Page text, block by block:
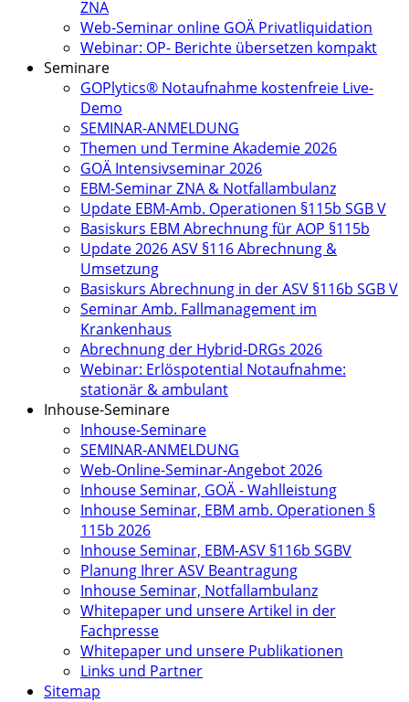
ZNA
Web-Seminar online GOÄ Privatliquidation
Webinar: OP- Berichte übersetzen kompakt
Seminare
GOPlytics® Notaufnahme kostenfreie Live-
Demo
SEMINAR-ANMELDUNG
Themen und Termine Akademie 2026
GOÄ Intensivseminar 2026
EBM-Seminar ZNA & Notfallambulanz
Update EBM-Amb. Operationen §115b SGB V
Basiskurs EBM Abrechnung für AOP §115b
Update 2026 ASV §116 Abrechnung &
Umsetzung
Basiskurs Abrechnung in der ASV §116b SGB V
Seminar Amb. Fallmanagement im
Krankenhaus
Abrechnung der Hybrid-DRGs 2026
Webinar: Erlöspotential Notaufnahme:
stationär & ambulant
Inhouse-Seminare
Inhouse-Seminare
SEMINAR-ANMELDUNG
Web-Online-Seminar-Angebot 2026
Inhouse Seminar, GOÄ - Wahlleistung
Inhouse Seminar, EBM amb. Operationen §
115b 2026
Inhouse Seminar, EBM-ASV §116b SGBV
Planung Ihrer ASV Beantragung
Inhouse Seminar, Notfallambulanz
Whitepaper und unsere Artikel in der
Fachpresse
Whitepaper und unsere Publikationen
Links und Partner
Sitemap